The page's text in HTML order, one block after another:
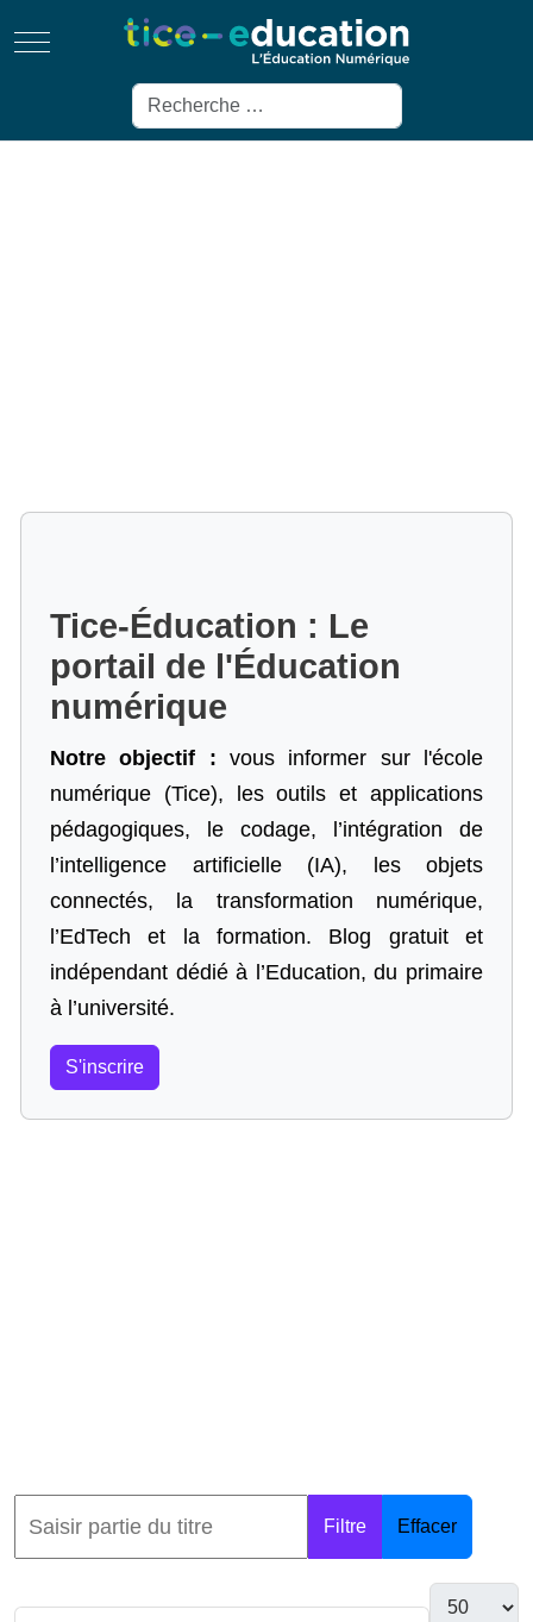
Mobile Menu Toggle
Rechercher
Tice-Éducation : Le
portail de l'Éducation
numérique
Notre objectif : vous informer sur l'école
numérique (Tice), les outils et applications
pédagogiques, le codage,
l’intégration de
l’intelligence artificielle (IA), les objets
connectés, la transformation numérique,
l’EdTech et la formation. Blog gratuit et
indépendant dédié à l’Education, du primaire
à l’université.
S'inscrire
Filtre Effacer